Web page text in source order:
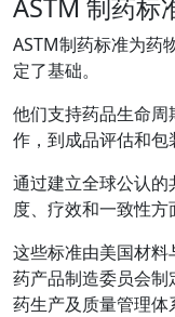
ASTM 制药标
ASTM制药标准为药
定了基础。
他们支持药品生命
作，到成品评估和包
通过建立全球公认
度、疗效和一致性方
这些标准由美国材料
药产品制造委员会
药生产及质量管理体